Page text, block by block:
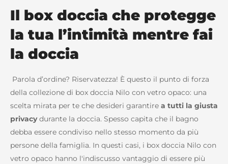
Il box doccia che protegge
la tua l’intimità mentre fai
la doccia
Parola d’ordine? Riservatezza! È questo il punto di forza
della collezione di box doccia Nilo con vetro opaco: una
scelta mirata per te che desideri garantire a tutti la giusta
privacydurante la doccia. Spesso capita che il bagno
debba essere condiviso nello stesso momento da più
persone della famiglia. In questi casi, i box doccia Nilo con
vetro opaco hanno l'indiscusso vantaggio di essere più